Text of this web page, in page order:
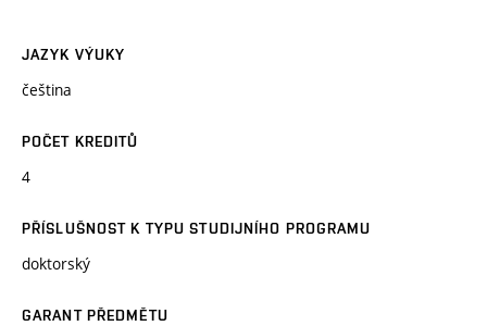
JAZYK VÝUKY
čeština
POČET KREDITŮ
4
PŘÍSLUŠNOST K TYPU STUDIJNÍHO PROGRAMU
doktorský
GARANT PŘEDMĚTU